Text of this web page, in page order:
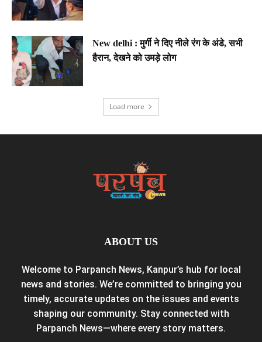
New delhi : मुर्गी ने दिए नीले रंग के अंडे, सभी
हैरान, देखने को उमड़े लोग
Load more
ABOUT US
Welcome to Parpanch News, Kanpur’s hub for local
news and stories. We’re committed to bringing you
timely, accurate updates on the issues and events
shaping our community. Stay connected with
Parpanch News—where every story matters.